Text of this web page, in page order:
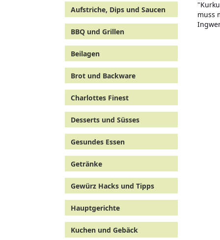
Aufstriche, Dips und Saucen
BBQ und Grillen
Beilagen
Brot und Backware
Charlottes Finest
Desserts und Süsses
Gesundes Essen
Getränke
Gewürz Hacks und Tipps
Hauptgerichte
Kuchen und Gebäck
muss